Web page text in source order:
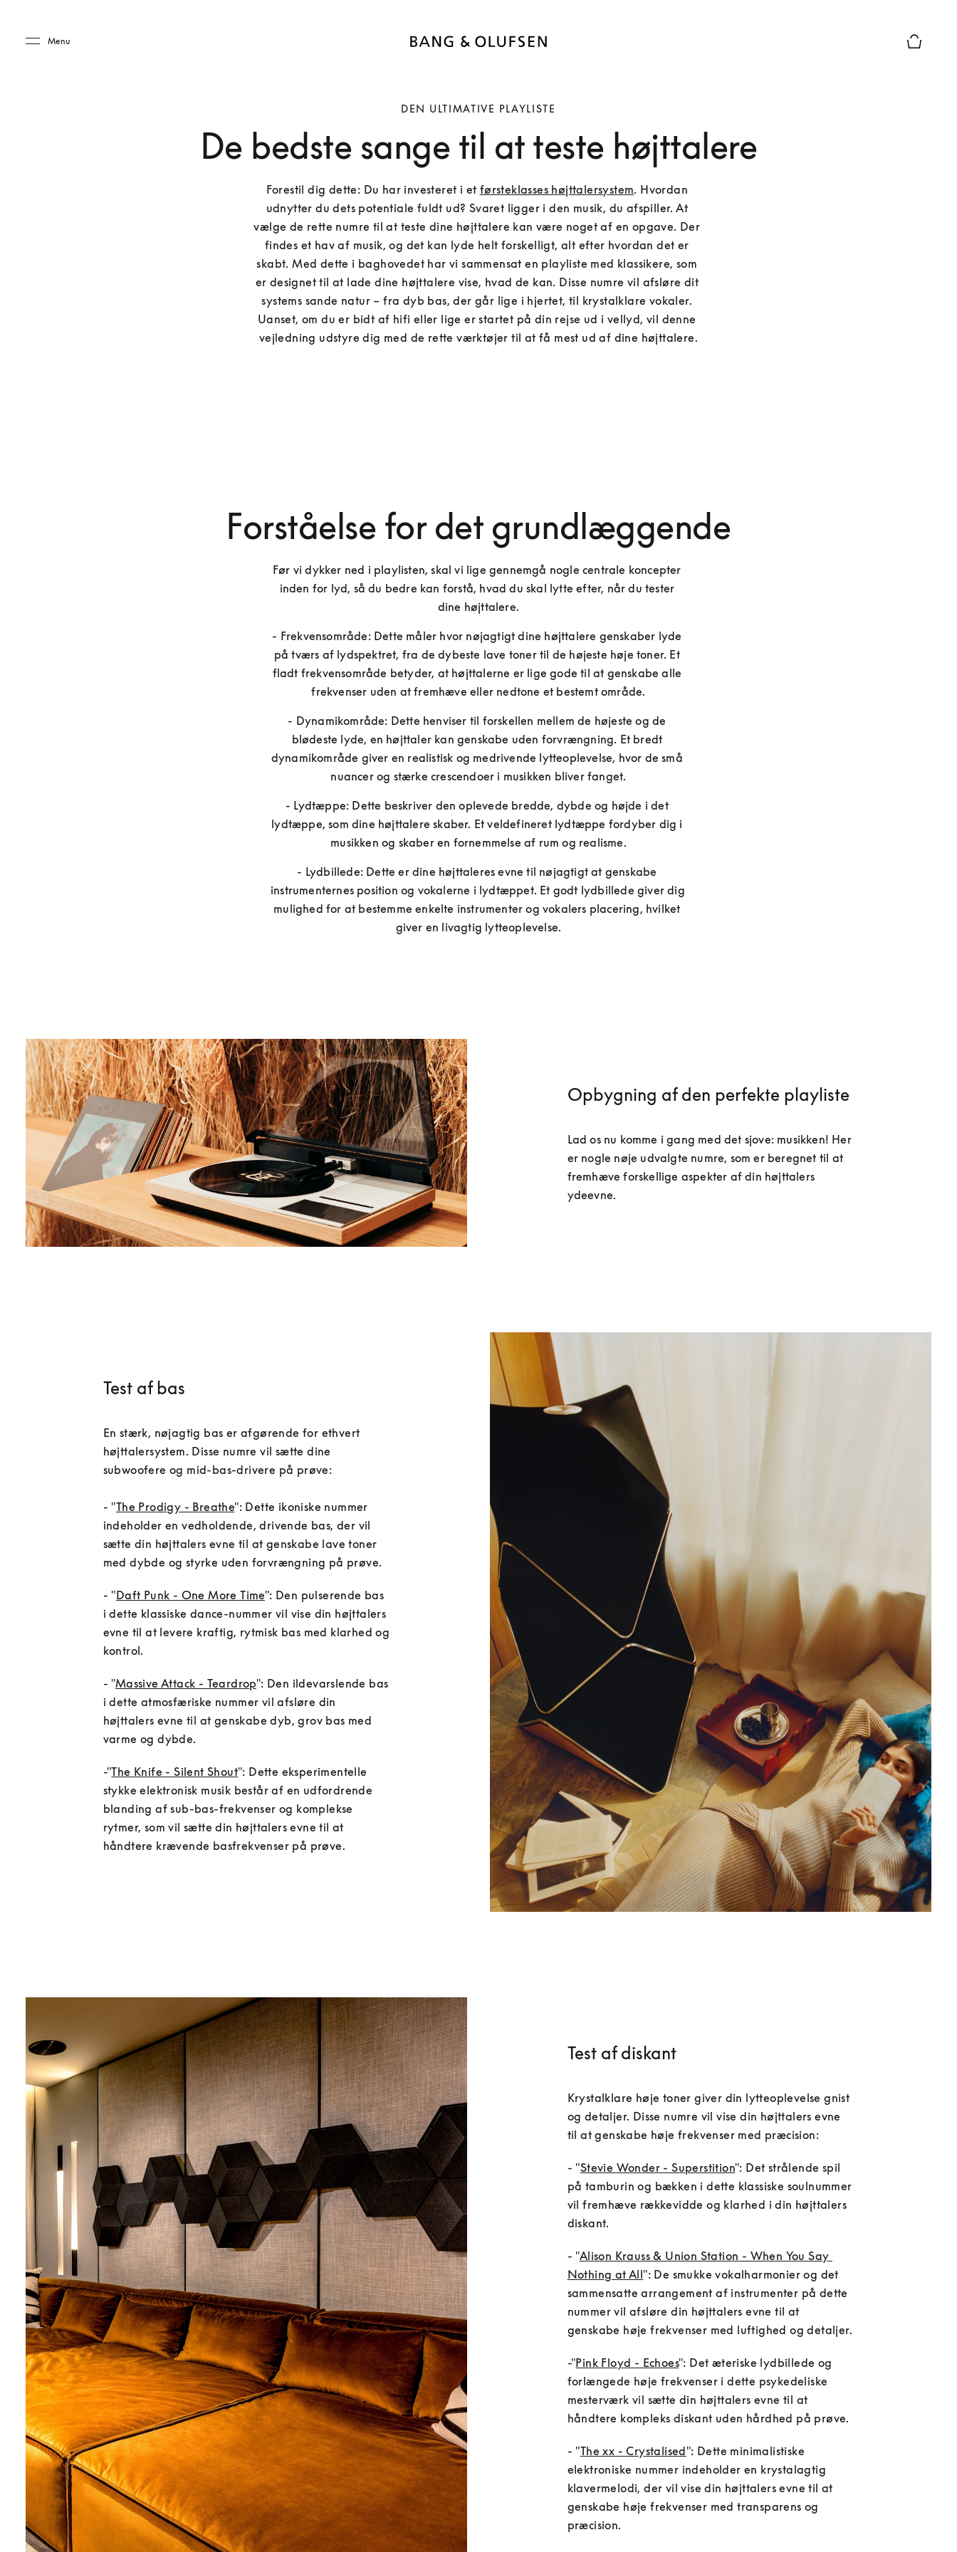
Menu
DEN ULTIMATIVE PLAYLISTE
De bedste sange til at teste højttalere
Forestil dig dette: Du har investeret i et førsteklasses højttalersystem. Hvordan
udnytter du dets potentiale fuldt ud? Svaret ligger i den musik, du afspiller. At
vælge de rette numre til at teste dine højttalere kan være noget af en opgave. Der
findes et hav af musik, og det kan lyde helt forskelligt, alt efter hvordan det er
skabt. Med dette i baghovedet har vi sammensat en playliste med klassikere, som
er designet til at lade dine højttalere vise, hvad de kan. Disse numre vil afsløre dit
systems sande natur – fra dyb bas, der går lige i hjertet, til krystalklare vokaler.
Uanset, om du er bidt af hifi eller lige er startet på din rejse ud i vellyd, vil denne
vejledning udstyre dig med de rette værktøjer til at få mest ud af dine højttalere.
Forståelse for det grundlæggende
Før vi dykker ned i playlisten, skal vi lige gennemgå nogle centrale koncepter
inden for lyd, så du bedre kan forstå, hvad du skal lytte efter, når du tester
dine højttalere.
- Frekvensområde: Dette måler hvor nøjagtigt dine højttalere genskaber lyde
på tværs af lydspektret, fra de dybeste lave toner til de højeste høje toner. Et
fladt frekvensområde betyder, at højttalerne er lige gode til at genskabe alle
frekvenser uden at fremhæve eller nedtone et bestemt område.
- Dynamikområde: Dette henviser til forskellen mellem de højeste og de
blødeste lyde, en højttaler kan genskabe uden forvrængning. Et bredt
dynamikområde giver en realistisk og medrivende lytteoplevelse, hvor de små
nuancer og stærke crescendoer i musikken bliver fanget.
- Lydtæppe: Dette beskriver den oplevede bredde, dybde og højde i det
lydtæppe, som dine højttalere skaber. Et veldefineret lydtæppe fordyber dig i
musikken og skaber en fornemmelse af rum og realisme.
- Lydbillede: Dette er dine højttaleres evne til nøjagtigt at genskabe
instrumenternes position og vokalerne i lydtæppet. Et godt lydbillede giver dig
mulighed for at bestemme enkelte instrumenter og vokalers placering, hvilket
giver en livagtig lytteoplevelse.
Opbygning af den perfekte playliste
Lad os nu komme i gang med det sjove: musikken! Her
er nogle nøje udvalgte numre, som er beregnet til at
fremhæve forskellige aspekter af din højttalers
ydeevne.
Test af bas
En stærk, nøjagtig bas er afgørende for ethvert
højttalersystem. Disse numre vil sætte dine
subwoofere og mid-bas-drivere på prøve:
- "The Prodigy - Breathe": Dette ikoniske nummer
indeholder en vedholdende, drivende bas, der vil
sætte din højttalers evne til at genskabe lave toner
- "Daft Punk - One More Time": Den pulserende bas
i dette klassiske dance-nummer vil vise din højttalers
evne til at levere kraftig, rytmisk bas med klarhed og
kontrol.
- "Massive Attack - Teardrop": Den ildevarslende bas
i dette atmosfæriske nummer vil afsløre din
højttalers evne til at genskabe dyb, grov bas med
-"The Knife - Silent Shout": Dette eksperimentelle
stykke elektronisk musik består af en udfordrende
blanding af sub-bas-frekvenser og komplekse
rytmer, som vil sætte din højttalers evne til at
håndtere krævende basfrekvenser på prøve.
Test af diskant
Krystalklare høje toner giver din lytteoplevelse gnist
og detaljer. Disse numre vil vise din højttalers evne
- "Stevie Wonder - Superstition": Det strålende spil
på tamburin og bækken i dette klassiske soulnummer
vil fremhæve rækkevidde og klarhed i din højttalers
diskant.
- "Alison Krauss & Union Station - When You Say
Nothing at All": De smukke vokalharmonier og det
sammensatte arrangement af instrumenter på dette
nummer vil afsløre din højttalers evne til at
genskabe høje frekvenser med luftighed og detaljer.
-"Pink Floyd - Echoes": Det æteriske lydbillede og
forlængede høje frekvenser i dette psykedeliske
mesterværk vil sætte din højttalers evne til at
håndtere kompleks diskant uden hårdhed på prøve.
- "The xx - Crystalised": Dette minimalistiske
elektroniske nummer indeholder en krystalagtig
klavermelodi, der vil vise din højttalers evne til at
genskabe høje frekvenser med transparens og
præcision.